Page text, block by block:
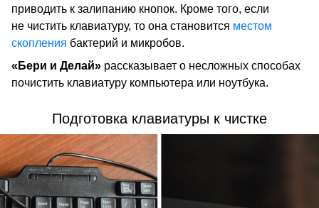
приводить к залипанию кнопок. Кроме того, если
не чистить клавиатуру, то она становится местом
скопления бактерий и микробов.
«Бери и Делай» рассказывает о несложных способах
почистить клавиатуру компьютера или ноутбука.
Подготовка клавиатуры к чистке